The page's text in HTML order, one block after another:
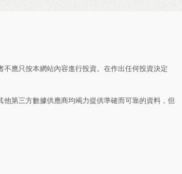
應只按本網站內容進行投資。在作出任何投資決定
第三方數據供應商均竭力提供準確而可靠的資料，但